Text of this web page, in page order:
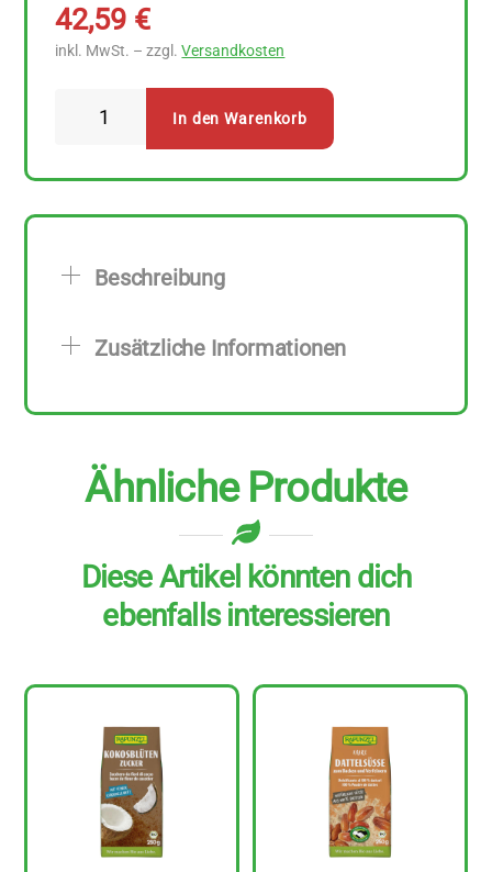
42,59 €
inkl. MwSt. – zzgl.Versandkosten
400
In den Warenkorb
Beschreibung
Zusätzliche Informationen
Ähnliche Produkte
Diese Artikel könnten dich
ebenfalls interessieren